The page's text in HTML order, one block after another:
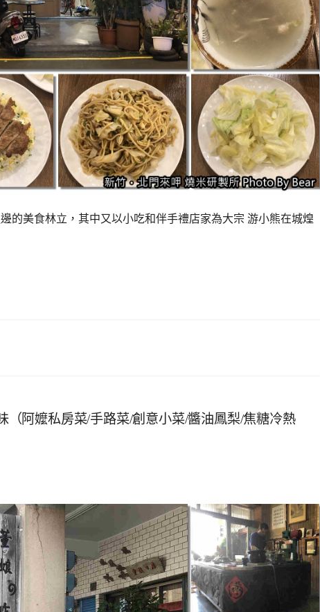
的美食林立，其中又以小吃和伴手禮店家為大宗 游小熊在城煌
（阿嬤私房菜/手路菜/創意小菜/醬油鳳梨/焦糖冷熱